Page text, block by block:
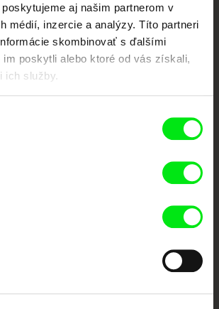
aj našim partnerom v
médií, inzercie a analýzy. Títo partneri
skombinovať s ďalšími
im poskytli alebo ktoré od vás získali,
ich služby.
filmu združených pod Doc Alliance.
Členovia Doc Alliance
DOK Leipzig